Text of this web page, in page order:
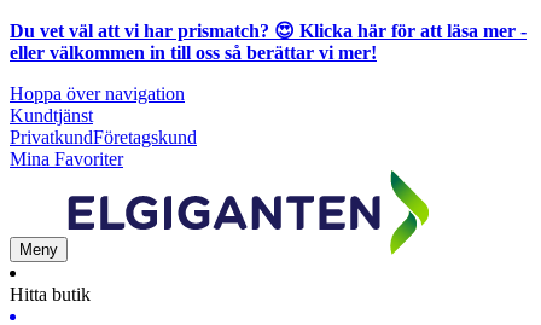
Du vet väl att vi har prismatch? 😍 Klicka här för att läsa mer -
eller välkommen in till oss så berättar vi mer!
Hoppa över navigation
Kundtjänst
PrivatkundFöretagskund
Mina Favoriter
Meny
Hitta butik